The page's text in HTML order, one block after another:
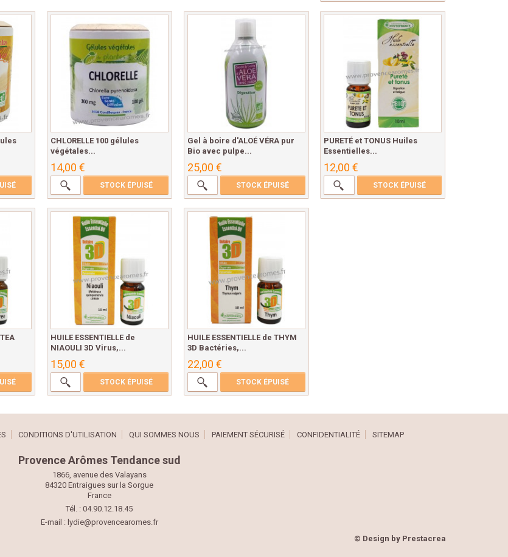
CHLORELLE 100 gélules
végétales...
14,00 €
STOCK ÉPUISÉ
Gel à boire d'ALOÉ VÉRA pur
Bio avec pulpe...
25,00 €
STOCK ÉPUISÉ
PURETÉ et TONUS Huiles
Essentielles...
12,00 €
STOCK ÉPUISÉ
HUILE ESSENTIELLE de
NIAOULI 3D Virus,...
15,00 €
STOCK ÉPUISÉ
HUILE ESSENTIELLE de THYM
3D Bactéries,...
22,00 €
STOCK ÉPUISÉ
CONDITIONS D'UTILISATION QUI SOMMES NOUS PAIEMENT SÉCURISÉ CONFIDENTIALITÉ SITEMAP
Provence Arômes Tendance sud
1866, avenue des Valayans
84320 Entraigues sur la Sorgue
France
Tél. : 04.90.12.18.45
E-mail : lydie@provencearomes.fr
© Design by Prestacrea